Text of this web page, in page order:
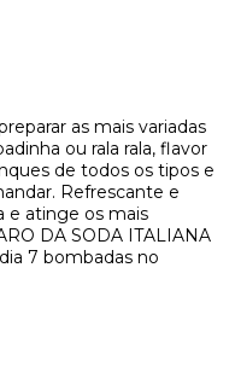
as mais variadas
ou rala rala, flavor
de todos os tipos e
Refrescante e
e atinge os mais
DA SODA ITALIANA
7 bombadas no